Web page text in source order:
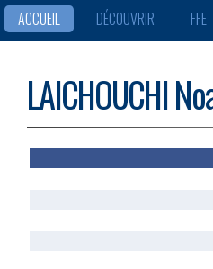
ACCUEIL DÉCOUVRIR FFE
LAICHOUCHI